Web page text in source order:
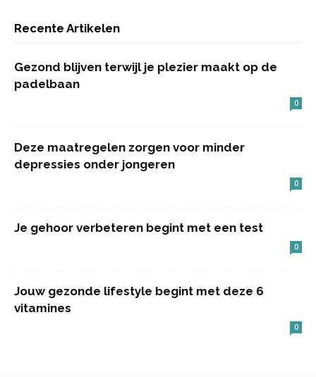
Recente Artikelen
Gezond blijven terwijl je plezier maakt op de
padelbaan
0
Deze maatregelen zorgen voor minder
depressies onder jongeren
0
Je gehoor verbeteren begint met een test
0
Jouw gezonde lifestyle begint met deze 6
vitamines
0